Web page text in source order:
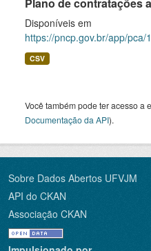
Disponíveis em
https://pncp.gov.br/app/
CSV
Você também pode ter acesso a
Documentação da API).
Sobre Dados Abertos UFVJM
API do CKAN
Associação CKAN